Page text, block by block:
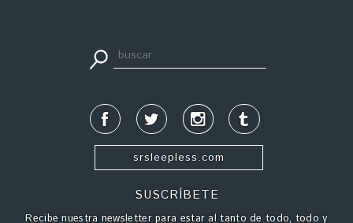
srsleepless.com
SUSCRÍBETE
Recibe nuestra newsletter para estar al tanto de todo, todo y